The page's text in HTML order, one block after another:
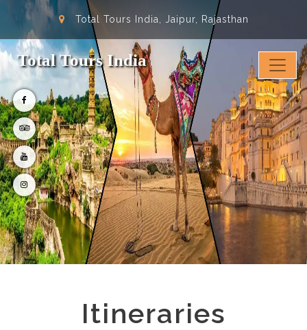
Total Tours India, Jaipur, Rajasthan
Total Tours India
Itineraries